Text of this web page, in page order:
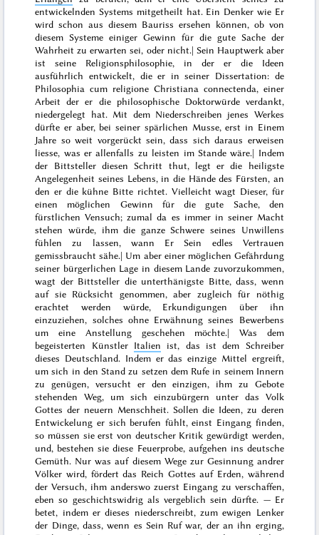
entwickelnden Systems mitgetheilt hat. Ein Denker wie Er
wird schon aus diesem Bauriss ersehen können, ob von
diesem Systeme einiger Gewinn für die gute Sache der
Wahrheit zu erwarten sei, oder nicht.| Sein Hauptwerk aber
ist seine Religionsphilosophie, in der er die Ideen
ausführlich entwickelt, die er in seiner Dissertation: de
Philosophia cum religione Christiana connectenda, einer
Arbeit der er die philosophische Doktorwürde verdankt,
niedergelegt hat. Mit dem Niederschreiben jenes Werkes
dürfte er aber, bei seiner spärlichen Musse, erst in Einem
Jahre so weit vorgerückt sein, dass sich daraus erweisen
liesse, was er allenfalls zu leisten im Stande wäre.| Indem
der Bittsteller diesen Schritt thut, legt er die heiligste
Angelegenheit seines Lebens, in die Hände des Fürsten, an
den er die kühne Bitte richtet. Vielleicht wagt Dieser, für
einen möglichen Gewinn für die gute Sache, den
fürstlichen Vensuch; zumal da es immer in seiner Macht
stehen würde, ihm die ganze Schwere seines Unwillens
fühlen zu lassen, wann Er Sein edles Vertrauen
gemissbraucht sähe.| Um aber einer möglichen Gefährdung
seiner bürgerlichen Lage in diesem Lande zuvorzukommen,
wagt der Bittsteller die unterthänigste Bitte, dass, wenn
auf sie Rücksicht genommen, aber zugleich für nöthig
erachtet werden würde, Erkundigungen über ihn
einzuziehen, solches ohne Erwähnung seines Bewerbens
um eine Anstellung geschehen möchte.| Was dem
begeisterten Künstler Italien ist, das ist dem Schreiber
dieses Deutschland. Indem er das einzige Mittel ergreift,
um sich in den Stand zu setzen dem Rufe in seinem Innern
zu genügen, versucht er den einzigen, ihm zu Gebote
stehenden Weg, um sich einzubürgern unter das Volk
Gottes der neuern Menschheit. Sollen die Ideen, zu deren
Entwickelung er sich berufen fühlt, einst Eingang finden,
so müssen sie erst von deutscher Kritik gewürdigt werden,
und, bestehen sie diese Feuerprobe, aufgehen ins deutsche
Gemüth. Nur was auf diesem Wege zur Gesinnung andrer
Völker wird, fördert das Reich Gottes auf Erden, während
der Versuch, ihm anderswo zuerst Eingang zu verschaffen,
eben so geschichtswidrig als vergeblich sein dürfte. — Er
betet, indem er dieses niederschreibt, zum ewigen Lenker
der Dinge, dass, wenn es Sein Ruf war, der an ihn erging,